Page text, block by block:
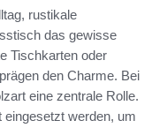
rustikale
das gewisse
Tischkarten oder
prägen den Charme. Bei
eine zentrale Rolle.
eingesetzt werden, um